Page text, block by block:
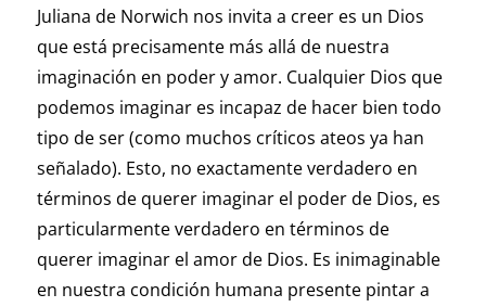
Juliana de Norwich nos invita a creer es un Dios
que está precisamente más allá de nuestra
imaginación en poder y amor. Cualquier Dios que
podemos imaginar es incapaz de hacer bien todo
tipo de ser (como muchos críticos ateos ya han
señalado). Esto, no exactamente verdadero en
términos de querer imaginar el poder de Dios, es
particularmente verdadero en términos de
querer imaginar el amor de Dios. Es inimaginable
en nuestra condición humana presente pintar a